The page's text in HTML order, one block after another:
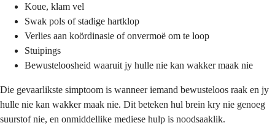
Koue, klam vel
Swak pols of stadige hartklop
Verlies aan koördinasie of onvermoë om te loop
Stuipings
Bewusteloosheid waaruit jy hulle nie kan wakker maak nie
Die gevaarlikste simptoom is wanneer iemand bewusteloos raak en jy
hulle nie kan wakker maak nie. Dit beteken hul brein kry nie genoeg
suurstof nie, en onmiddellike mediese hulp is noodsaaklik.